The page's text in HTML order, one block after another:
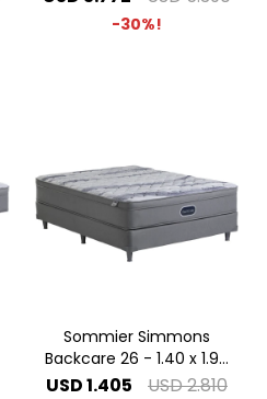
30
Sommier Simmons
Backcare 26 - 1.40 x 1.90
2 Plazas
USD1.405 USD2.810